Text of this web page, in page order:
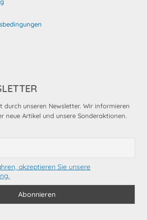
durch unseren Newsletter. Wir informieren
neue Artikel und unsere Sonderaktionen.
akzeptieren Sie unsere